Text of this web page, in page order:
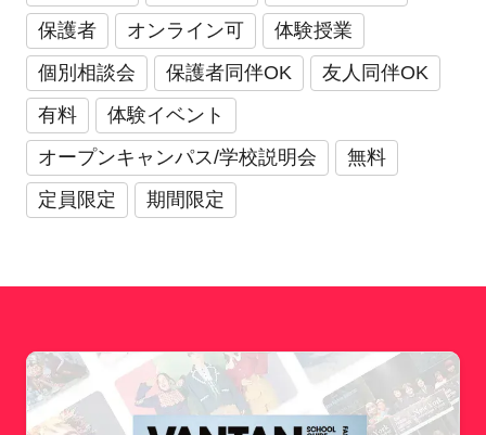
保護者
オンライン可
体験授業
個別相談会
保護者同伴OK
友人同伴OK
有料
体験イベント
オープンキャンパス/学校説明会
無料
定員限定
期間限定